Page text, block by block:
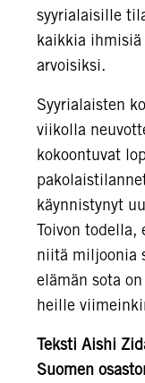
syyrialaisille
kaikkia ihmisiä
arvoisiksi.
Syyrialaisten
viikolla
kokoontuvat
käynnistynyt
Toivon todella,
niitä miljoonia
elämän sota
heille
Teksti Aishi
Suomen